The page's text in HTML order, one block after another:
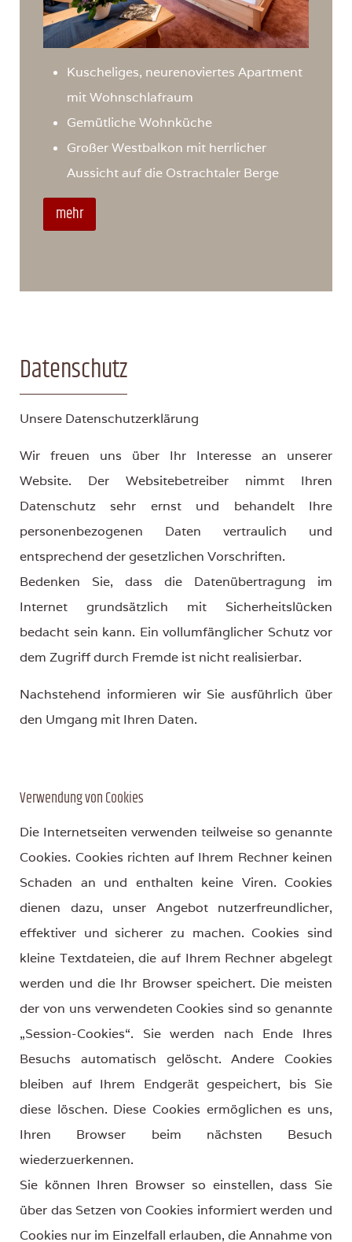
Kuscheliges, neurenoviertes Apartment
mit Wohnschlafraum
Gemütliche Wohnküche
Großer Westbalkon mit herrlicher
Aussicht auf die Ostrachtaler Berge
mehr
Datenschutz
Unsere Datenschutzerklärung
Wir freuen uns über Ihr Interesse an unserer
Website. Der Websitebetreiber nimmt Ihren
Datenschutz sehr ernst und behandelt Ihre
personenbezogenen Daten vertraulich und
entsprechend der gesetzlichen Vorschriften.
Bedenken Sie, dass die Datenübertragung im
Internet grundsätzlich mit Sicherheitslücken
bedacht sein kann. Ein vollumfänglicher Schutz vor
dem Zugriff durch Fremde ist nicht realisierbar.
Nachstehend informieren wir Sie ausführlich über
den Umgang mit Ihren Daten.
Verwendung von Cookies
Die Internetseiten verwenden teilweise so genannte
Cookies. Cookies richten auf Ihrem Rechner keinen
Schaden an und enthalten keine Viren. Cookies
dienen dazu, unser Angebot nutzerfreundlicher,
effektiver und sicherer zu machen. Cookies sind
kleine Textdateien, die auf Ihrem Rechner abgelegt
werden und die Ihr Browser speichert. Die meisten
der von uns verwendeten Cookies sind so genannte
„Session-Cookies“. Sie werden nach Ende Ihres
Besuchs automatisch gelöscht. Andere Cookies
bleiben auf Ihrem Endgerät gespeichert, bis Sie
diese löschen. Diese Cookies ermöglichen es uns,
Ihren Browser beim nächsten Besuch
wiederzuerkennen.
Sie können Ihren Browser so einstellen, dass Sie
über das Setzen von Cookies informiert werden und
Cookies nur im Einzelfall erlauben, die Annahme von